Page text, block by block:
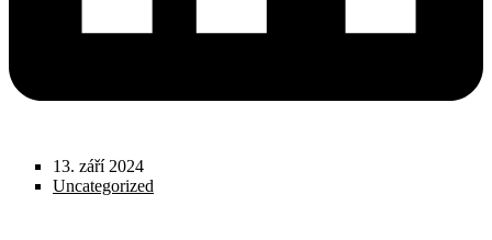
13. září 2024
Uncategorized